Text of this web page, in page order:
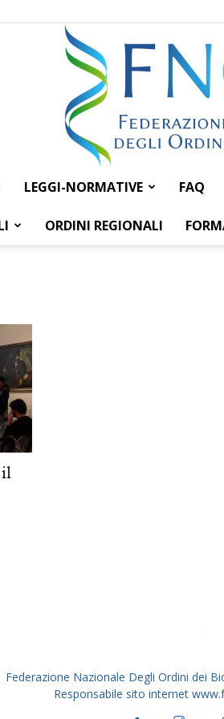
dei
LEGGI-NORMATIVE FAQ
ORDINI REGIONALI
il
Federazione Nazionale Degli Ordini dei
Responsabile sito internet